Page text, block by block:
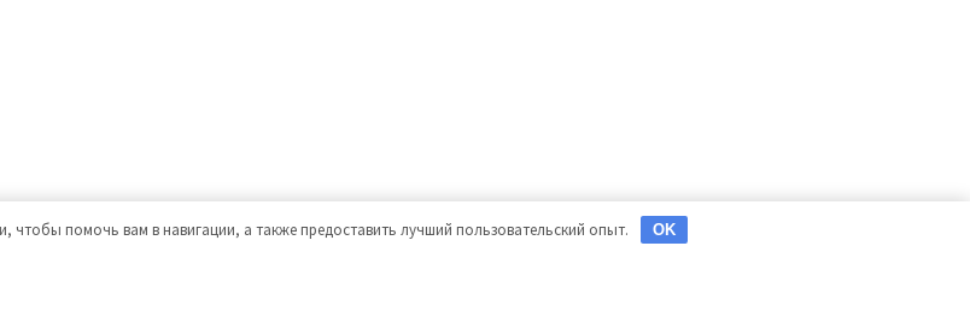
чтобы помочь вам в навигации, а также предоставить лучший пользовательский опыт. OK